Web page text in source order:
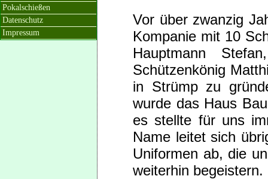
Vor über zwanzig
Kompanie mit 10
Hauptmann
Schützenkönig
in Strümp zu
wurde das Haus
es stellte für uns
Name leitet sich
Uniformen ab, die
weiterhin begeistern.
Pokalschießen
Datenschutz
Impressum